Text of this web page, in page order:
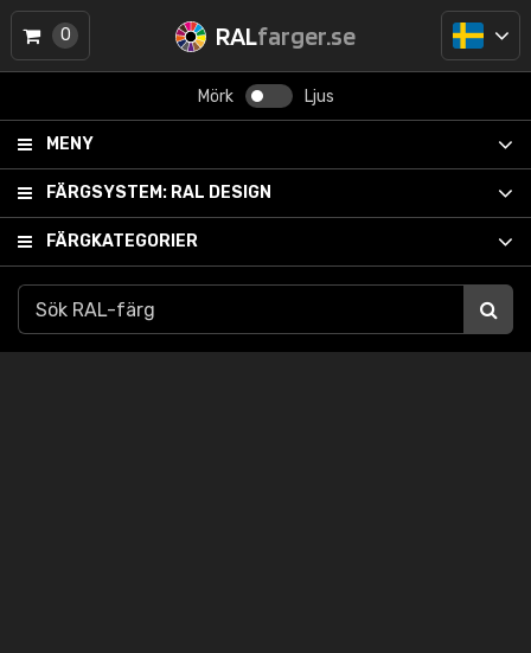
RALfarger.se
Mörk Ljus
MENY
FÄRGSYSTEM: RAL DESIGN
FÄRGKATEGORIER
0